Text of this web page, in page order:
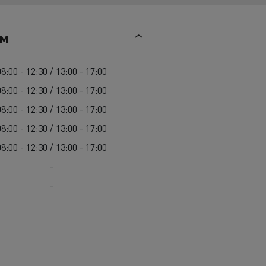
Oprema za lokalne uprave
Hitne i vatrogasne službe
- 12:30 / 13:00 - 17:00
- 12:30 / 13:00 - 17:00
- 12:30 / 13:00 - 17:00
- 12:30 / 13:00 - 17:00
- 12:30 / 13:00 - 17:00
-
-